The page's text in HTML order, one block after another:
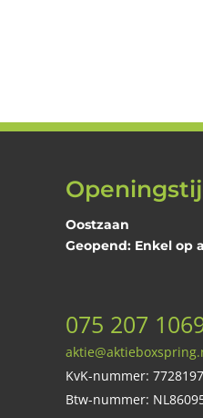
Oostzaan
Geopend: Enkel op
075 207
KvK-nummer:
Btw-nummer: